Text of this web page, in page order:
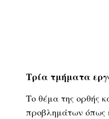
Τρία τμήματα
Το θέμα της ορθής
προβλημάτων όπως